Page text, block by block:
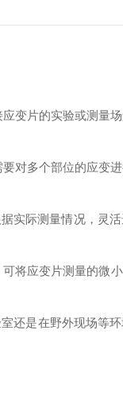
变片的实验或测量
对多个部位的应变
实际测量情况，灵
将应变片测量的微
还是在野外现场等